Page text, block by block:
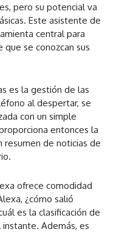
pero su potencial va
Este asistente de
central para
que se conozcan sus
es la gestión de las
al despertar, se
con un simple
entonces la
de noticias de
ofrece comodidad
¿cómo salió
es la clasificación de
Además, es